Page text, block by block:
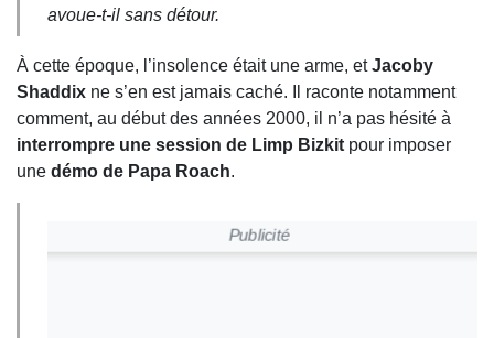
avoue-t-il sans détour.
À cette époque, l’insolence était une arme, etJacoby
Shaddix ne s’en est jamais caché. Il raconte notamment
comment, au début des années 2000, il n’a pas hésité à
interrompre une session de Limp Bizkit pour imposer
une démo de Papa Roach.
Publicité